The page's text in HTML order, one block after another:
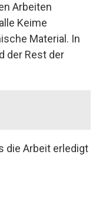
Arbeiten
Keime
Material. In
der Rest der
die Arbeit erledigt